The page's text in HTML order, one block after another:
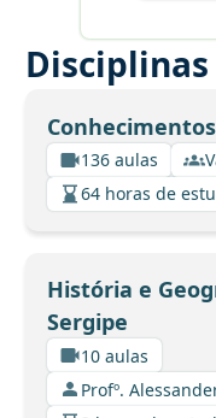
Disciplinas
136 aulas
64 horas de
História e
Sergipe
10 aulas
Profº.